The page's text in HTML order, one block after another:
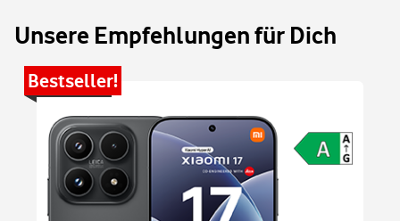
Unsere Empfehlungen für Dich
Bestseller!